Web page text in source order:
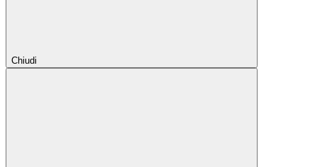
Chiudi